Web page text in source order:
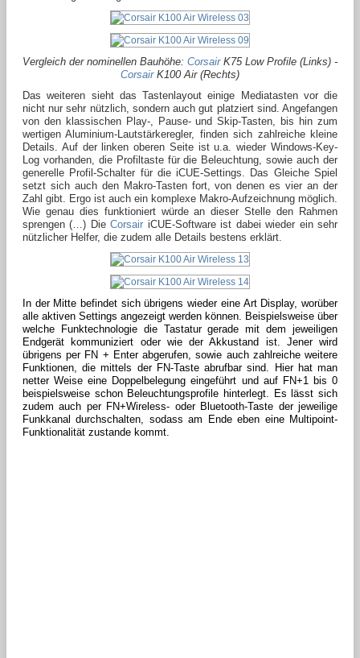
Vergleich der nominellen Bauhöhe: CorsairK75 Low Profile (Links) -
CorsairK100 Air (Rechts)
Das weiteren sieht das Tastenlayout einige Mediatasten vor die
nicht nur sehr nützlich, sondern auch gut platziert sind. Angefangen
von den klassischen Play-, Pause- und Skip-Tasten, bis hin zum
wertigen Aluminium-Lautstärkeregler, finden sich zahlreiche kleine
Details. Auf der linken oberen Seite ist u.a. wieder Windows-Key-
Log vorhanden, die Profiltaste für die Beleuchtung, sowie auch der
generelle Profil-Schalter für die iCUE-Settings. Das Gleiche Spiel
setzt sich auch den Makro-Tasten fort, von denen es vier an der
Zahl gibt. Ergo ist auch ein komplexe Makro-Aufzeichnung möglich.
Wie genau dies funktioniert würde an dieser Stelle den Rahmen
sprengen (…) DieCorsair iCUE-Software ist dabei wieder ein sehr
nützlicher Helfer, die zudem alle Details bestens erklärt.
In der Mitte befindet sich übrigens wieder eine Art Display, worüber
alle aktiven Settings angezeigt werden können. Beispielsweise über
welche Funktechnologie die Tastatur gerade mit dem jeweiligen
Endgerät kommuniziert oder wie der Akkustand ist. Jener wird
übrigens per FN + Enter abgerufen, sowie auch zahlreiche weitere
Funktionen, die mittels der FN-Taste abrufbar sind. Hier hat man
netter Weise eine Doppelbelegung eingeführt und auf FN+1 bis 0
beispielsweise schon Beleuchtungsprofile hinterlegt. Es lässt sich
zudem auch per FN+Wireless- oder Bluetooth-Taste der jeweilige
Funkkanal durchschalten, sodass am Ende eben eine Multipoint-
Funktionalität zustande kommt.